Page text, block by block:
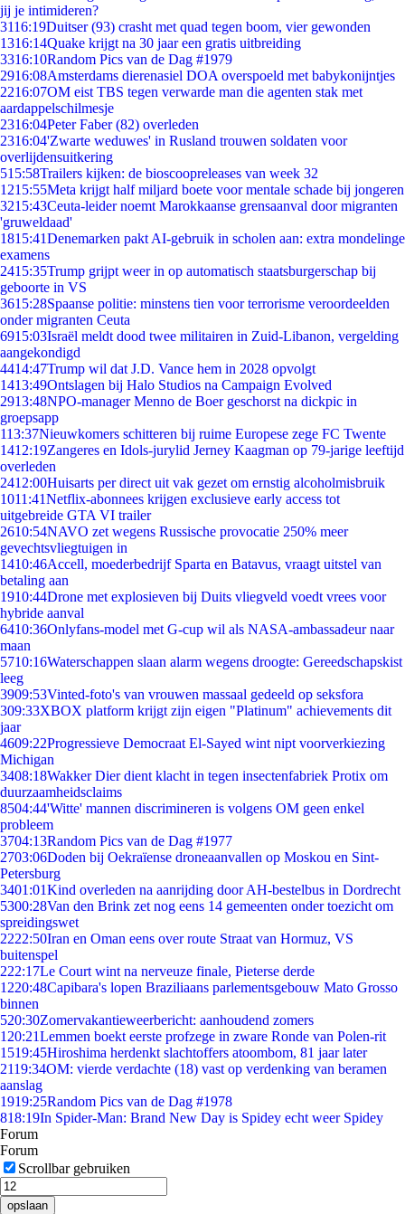
jij je intimideren?
3116:19Duitser (93) crasht met quad tegen boom, vier gewonden
1316:14Quake krijgt na 30 jaar een gratis uitbreiding
3316:10Random Pics van de Dag #1979
2916:08Amsterdams dierenasiel DOA overspoeld met babykonijntjes
2216:07OM eist TBS tegen verwarde man die agenten stak met
aardappelschilmesje
2316:04Peter Faber (82) overleden
2316:04'Zwarte weduwes' in Rusland trouwen soldaten voor
overlijdensuitkering
515:58Trailers kijken: de bioscoopreleases van week 32
1215:55Meta krijgt half miljard boete voor mentale schade bij jongeren
3215:43Ceuta-leider noemt Marokkaanse grensaanval door migranten
'gruweldaad'
1815:41Denemarken pakt AI-gebruik in scholen aan: extra mondelinge
examens
2415:35Trump grijpt weer in op automatisch staatsburgerschap bij
geboorte in VS
3615:28Spaanse politie: minstens tien voor terrorisme veroordeelden
onder migranten Ceuta
6915:03Israël meldt dood twee militairen in Zuid-Libanon, vergelding
aangekondigd
4414:47Trump wil dat J.D. Vance hem in 2028 opvolgt
1413:49Ontslagen bij Halo Studios na Campaign Evolved
2913:48NPO-manager Menno de Boer geschorst na dickpic in
groepsapp
113:37Nieuwkomers schitteren bij ruime Europese zege FC Twente
1412:19Zangeres en Idols-jurylid Jerney Kaagman op 79-jarige leeftijd
overleden
2412:00Huisarts per direct uit vak gezet om ernstig alcoholmisbruik
1011:41Netflix-abonnees krijgen exclusieve early access tot
uitgebreide GTA VI trailer
2610:54NAVO zet wegens Russische provocatie 250% meer
gevechtsvliegtuigen in
1410:46Accell, moederbedrijf Sparta en Batavus, vraagt uitstel van
betaling aan
1910:44Drone met explosieven bij Duits vliegveld voedt vrees voor
hybride aanval
6410:36Onlyfans-model met G-cup wil als NASA-ambassadeur naar
maan
5710:16Waterschappen slaan alarm wegens droogte: Gereedschapskist
leeg
3909:53Vinted-foto's van vrouwen massaal gedeeld op seksfora
309:33XBOX platform krijgt zijn eigen "Platinum" achievements dit
jaar
4609:22Progressieve Democraat El-Sayed wint nipt voorverkiezing
Michigan
3408:18Wakker Dier dient klacht in tegen insectenfabriek Protix om
duurzaamheidsclaims
8504:44'Witte' mannen discrimineren is volgens OM geen enkel
probleem
3704:13Random Pics van de Dag #1977
2703:06Doden bij Oekraïense droneaanvallen op Moskou en Sint-
Petersburg
3401:01Kind overleden na aanrijding door AH-bestelbus in Dordrecht
5300:28Van den Brink zet nog eens 14 gemeenten onder toezicht om
spreidingswet
2222:50Iran en Oman eens over route Straat van Hormuz, VS
buitenspel
222:17Le Court wint na nerveuze finale, Pieterse derde
1220:48Capibara's lopen Braziliaans parlementsgebouw Mato Grosso
binnen
520:30Zomervakantieweerbericht: aanhoudend zomers
1 20:21Lemmen boekt eerste profzege in zware Ronde van Polen-rit
1519:45Hiroshima herdenkt slachtoffers atoombom, 81 jaar later
2119:34OM: vierde verdachte (18) vast op verdenking van beramen
aanslag
1919:25Random Pics van de Dag #1978
818:19In Spider-Man: Brand New Day is Spidey echt weer Spidey
Forum
Forum
Scrollbar gebruiken
opslaan